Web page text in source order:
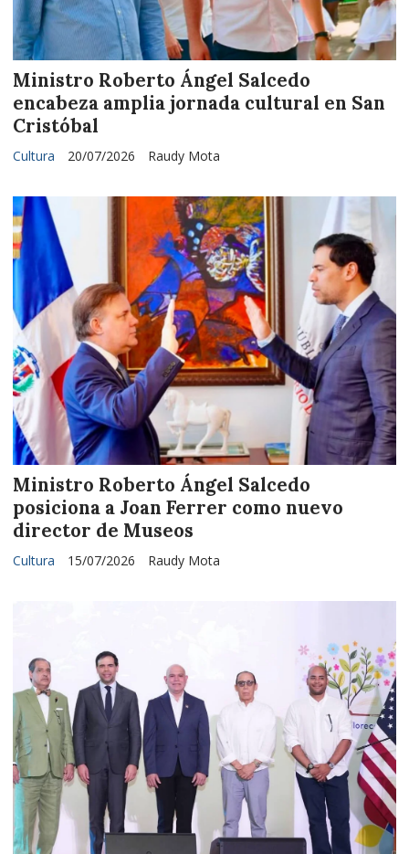
Ministro Roberto Ángel Salcedo
encabeza amplia jornada cultural en San
Cristóbal
Raudy Mota
Cultura 20/07/2026
Ministro Roberto Ángel Salcedo
posiciona a Joan Ferrer como nuevo
director de Museos
Raudy Mota
Cultura 15/07/2026